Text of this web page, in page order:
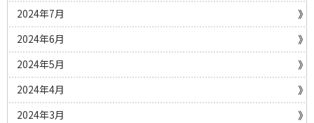
2024年7月
2024年6月
2024年5月
2024年4月
2024年3月